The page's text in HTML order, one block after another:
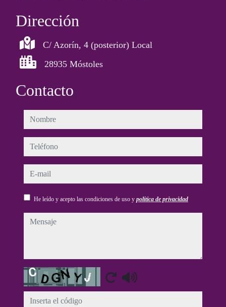
Dirección
C/ Azorín, 4 (posterior) Local
28935 Móstoles
Contacto
nombre
teléfono
e-mail
He leído y acepto las condiciones de uso y política de privacidad
mensaje
Captcha